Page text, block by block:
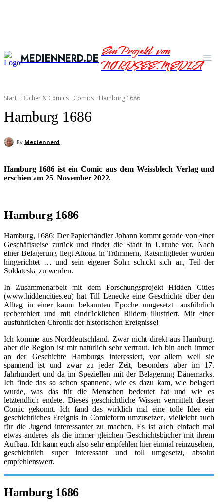
MEDIENNERD.DEEin Projekt von
NORDSEE.MEDIA
Start Bücher & Comics Comics Hamburg 1686
Hamburg 1686
By Mediennerd
Hamburg 1686 ist ein Comic aus dem Weissblech Verlag und
erschien am 25. November 2022.
Hamburg 1686
Hamburg, 1686: Der Papierhändler Johann kommt gerade von einer
Geschäftsreise zurück und findet die Stadt in Unruhe vor. Nach
einer Belagerung liegt Altona in Trümmern, Ratsmitglieder wurden
hingerichtet … und sein eigener Sohn schickt sich an, Teil der
Soldateska zu werden.
In Zusammenarbeit mit dem Forschungsprojekt Hidden Cities
(www.hiddencities.eu) hat Till Lenecke eine Geschichte über den
Alltag in einer kaum bekannten Epoche umgesetzt -ausführlich
recherchiert und mit eindrücklichen Bildern illustriert. Mit einer
ausführlichen Chronik der historischen Ereignisse!
Ich komme aus Norddeutschland. Zwar nicht direkt aus Hamburg,
aber die Region ist mir natürlich sehr vertraut. Ich bin auch immer
an der Geschichte Hamburgs interessiert, vor allem weil sie
spannend ist und zwar zu jeder Zeit, besonders aber im 17.
Jahrhundert und da im Speziellen mit der Belagerung Dänemarks.
Ich finde das so schon spannend, wie es dazu kam, wie belagert
wurde, was das für die Menschen bedeutet hat und wie es
letztendlich endete. Dieses geschichtliche Wissen vermittelt dieser
Comic gekonnt. Ich fand das wirklich mal eine tolle Idee ein
geschichtliches Ereignis in Comicform umzusetzen, vielleicht auch
für die Jugend interessanter zu machen. Es ist auch einfach mal
etwas anderes als die immer gleichen Geschichtsbücher mit ihrem
Aufbau. Ich kann euch also sehr empfehlen hier einmal reinzusehen,
geschichtlich super interessant und toll umgesetzt, absolut
empfehlenswert.
Hamburg 1686